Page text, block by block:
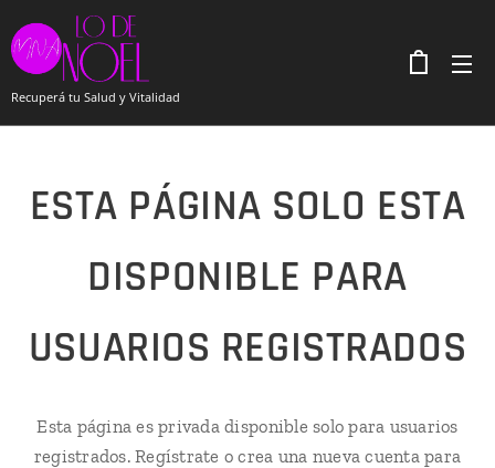
Recuperá tu Salud y Vitalidad
ESTA PÁGINA SOLO ESTA
DISPONIBLE PARA
USUARIOS REGISTRADOS
Esta página es privada disponible solo para usuarios
registrados. Regístrate o crea una nueva cuenta para